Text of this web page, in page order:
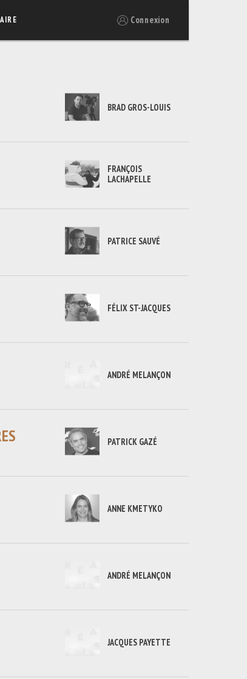
Connexion
BRAD GROS-LOUIS
FRANÇOIS
LACHAPELLE
PATRICE SAUVÉ
FÉLIX ST-JACQUES
ANDRÉ MELANÇON
PATRICK GAZÉ
ANNE KMETYKO
ANDRÉ MELANÇON
JACQUES PAYETTE